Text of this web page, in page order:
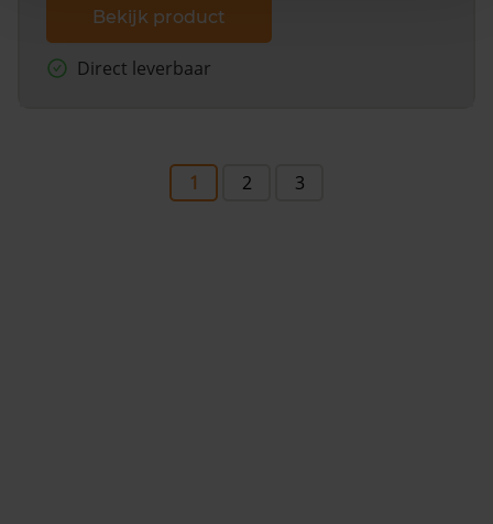
Bekijk product
Direct leverbaar
1 2 3